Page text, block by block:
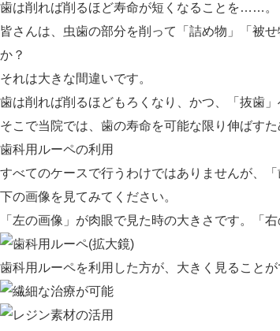
歯は削れば削るほど寿命が短くなることを…… 。
皆さんは、虫歯の部分を削って「詰め物」「被
か？
それは大きな間違いです。
歯は削れば削るほどもろくなり
、かつ、 「抜歯
そこで当院では、歯の寿命を可能な限り伸ばす
歯科用ルーペの利用
すべてのケースで行うわけではありませんが、
下の画像を見てみてください。
「左の画像」が肉眼で見た時の大きさです。「
歯科用ルーペを利用した方が、大きく見ること